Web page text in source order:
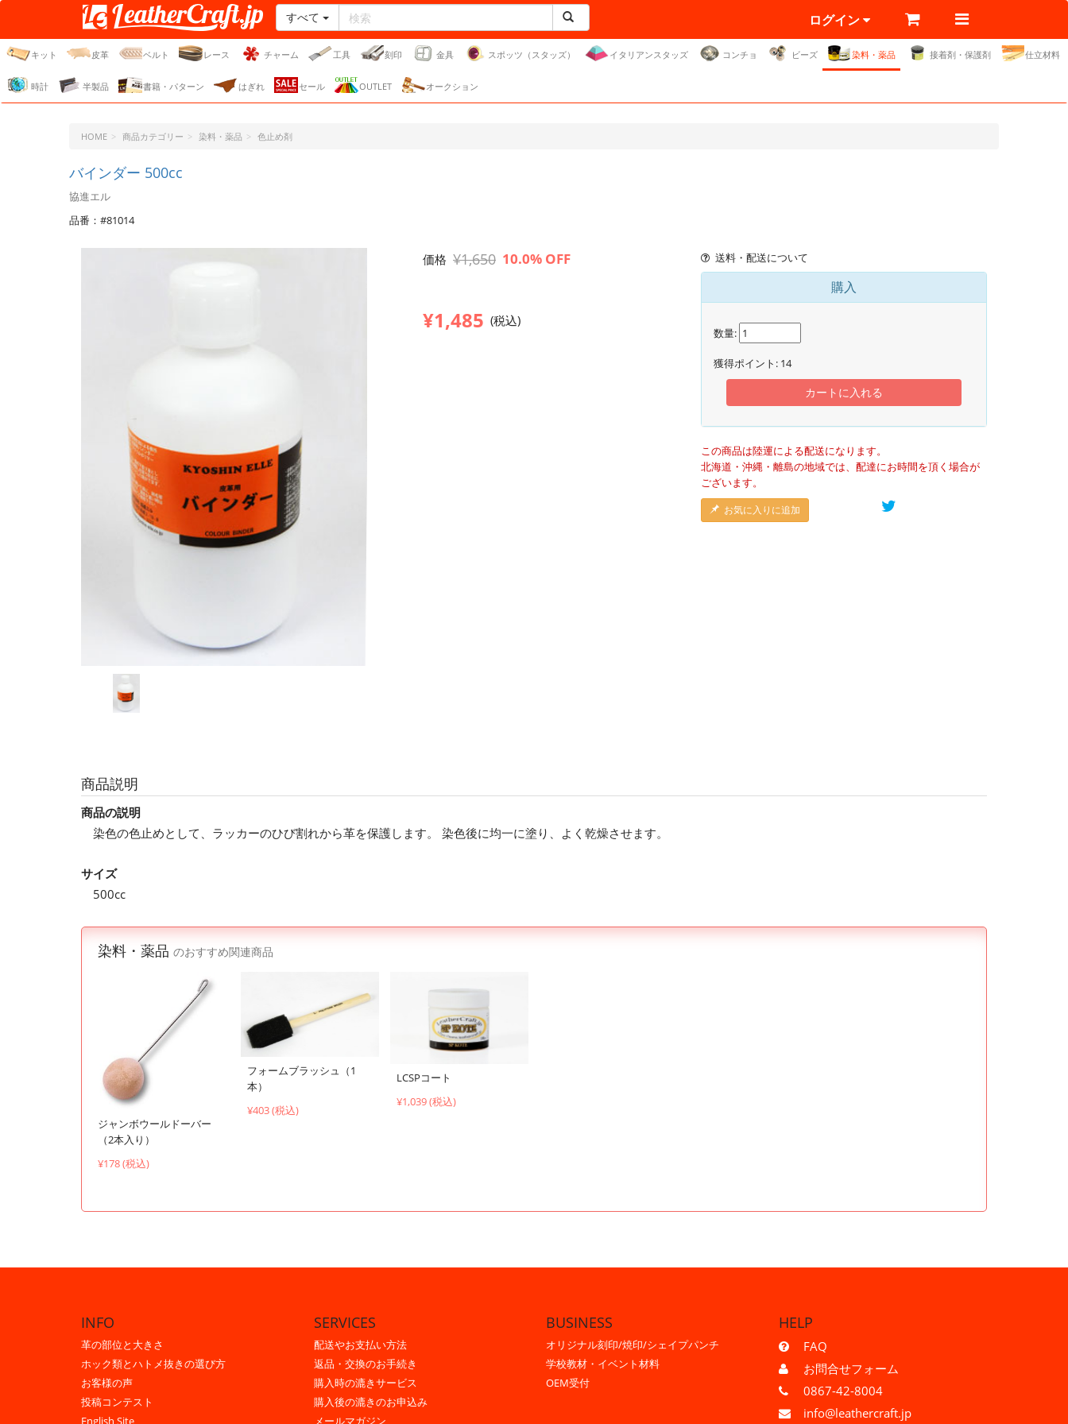
レザークラフト・ドット・
ジェーピー
すべて ログイン
キット 皮革 ベルト レース チャーム 工具 刻印 金具 スポッツ（スタッズ） イタリアンスタッズ コンチョ ビーズ 染料・薬品 接着剤・保護剤 仕立材料
時計 半製品 書籍・パターン はぎれ セール OUTLET オークション
HOME 商品カテゴリー 染料・薬品 色止め剤
バインダー 500cc
協進エル
品番：#81014
価格 ¥1,650 10.0% OFF
¥1,485 (税込)
送料・配送について
購入
数量:
獲得ポイント: 14
カートに入れる
この商品は陸運による配送になります。
北海道・沖縄・離島の地域では、配達にお時間を頂く場合が
ございます。
お気に入りに追加
商品説明
商品の説明
染色の色止めとして、ラッカーのひび割れから革を保護します。 染色後に均一に塗り、よく乾燥させます。
サイズ
500cc
染料・薬品 のおすすめ関連商品
ジャンボウールドーバー
（2本入り）
¥178 (税込)
フォームブラッシュ（1
本）
¥403 (税込)
LCSPコート
¥1,039 (税込)
INFO
革の部位と大きさ
ホック類とハトメ抜きの選び方
お客様の声
投稿コンテスト
SERVICES
配送やお支払い方法
返品・交換のお手続き
購入時の漉きサービス
購入後の漉きのお申込み
BUSINESS
オリジナル刻印/焼印/シェイプパンチ
学校教材・イベント材料
OEM受付
HELP
FAQ
お問合せフォーム
0867-42-8004
info@leathercraft.jp